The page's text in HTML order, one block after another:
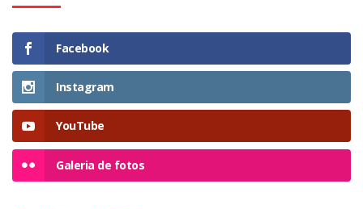
Facebook
Instagram
YouTube
Galeria de fotos